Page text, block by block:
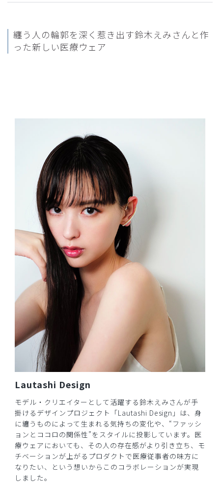
纏う人の輪郭を深く惹き出す鈴木えみさんと作
った新しい医療ウェア
Lautashi Design
モデル・クリエイターとして活躍する鈴木えみさんが手
掛けるデザインプロジェクト「Lautashi Design」は、身
に纏うものによって生まれる気持ちの変化や、“ファッシ
ョンとココロの関係性”をスタイルに投影しています。医
療ウェアにおいても、その人の存在感がより引き立ち、モ
チベーションが上がるプロダクトで医療従事者の味方に
なりたい、という想いからこのコラボレーションが実現
しました。